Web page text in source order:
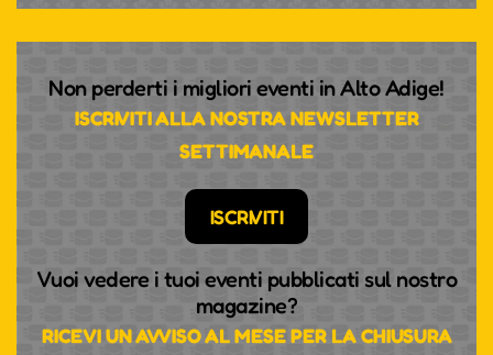
Non perderti i migliori eventi in Alto Adige!
ISCRIVITI ALLA NOSTRA NEWSLETTER
SETTIMANALE
ISCRIVITI
Vuoi vedere i tuoi eventi pubblicati sul nostro
magazine?
RICEVI UN AVVISO AL MESE PER LA CHIUSURA